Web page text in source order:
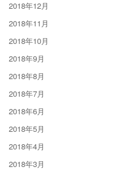
2018年12月
2018年11月
2018年10月
2018年9月
2018年8月
2018年7月
2018年6月
2018年5月
2018年4月
2018年3月